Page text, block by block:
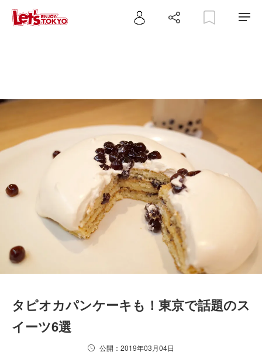
タピオカパンケーキも！東京で話題のス
イーツ6選
公開：2019年03月04日